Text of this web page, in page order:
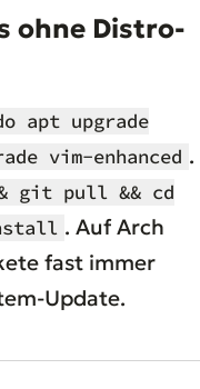
ohne Distro-
apt upgrade
vim-enhanced .
git pull && cd
. Auf Arch
fast immer
Update.